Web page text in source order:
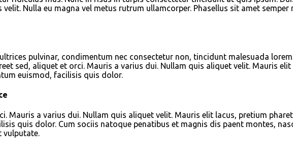
Nulla eu magna vel metus rutrum ullamcorper. Phasellus sit amet
pulvinar, condimentum nec consectetur non, tincidunt malesuada
sed, aliquet et orci. Mauris a varius dui. Nullam quis aliquet velit. Mauris
euismod, facilisis quis dolor.
Mauris a varius dui. Nullam quis aliquet velit. Mauris elit lacus, pretium
quis dolor. Cum sociis natoque penatibus et magnis dis paent montes,
vulputate.